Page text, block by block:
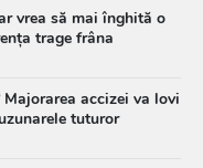
vrea să mai înghită o
trage frâna
accizei va lovi
tuturor